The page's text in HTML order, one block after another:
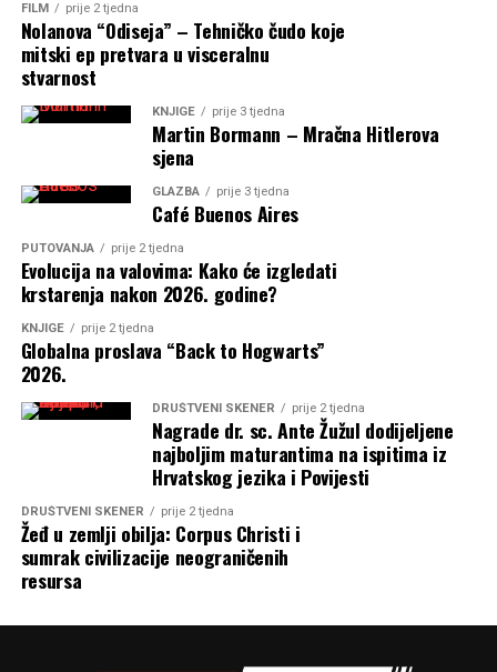
FILM prije 2 tjedna
Nolanova “Odiseja” – Tehničko čudo koje
mitski ep pretvara u visceralnu
stvarnost
KNJIGE prije 3 tjedna
Martin Bormann – Mračna Hitlerova
sjena
GLAZBA prije 3 tjedna
Café Buenos Aires
PUTOVANJA prije 2 tjedna
Evolucija na valovima: Kako će izgledati
krstarenja nakon 2026. godine?
KNJIGE prije 2 tjedna
Globalna proslava “Back to Hogwarts”
2026.
DRUŠTVENI SKENER prije 2 tjedna
Nagrade dr. sc. Ante Žužul dodijeljene
najboljim maturantima na ispitima iz
Hrvatskog jezika i Povijesti
DRUŠTVENI SKENER prije 2 tjedna
Žeđ u zemlji obilja: Corpus Christi i
sumrak civilizacije neograničenih
resursa